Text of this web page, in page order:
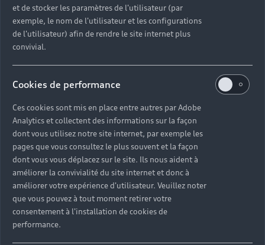
et de stocker les paramètres de l'utilisateur (par
exemple, le nom de l'utilisateur et les configurations
de l'utilisateur) afin de rendre le site internet plus
convivial.
Cookies de performance
Ces cookies sont mis en place entre autres par Adobe
Analytics et collectent des informations sur la façon
dont vous utilisez notre site internet, par exemple les
pages que vous consultez le plus souvent et la façon
dont vous vous déplacez sur le site. Ils nous aident à
améliorer la convivialité du site internet et donc à
améliorer votre expérience d'utilisateur. Veuillez noter
que vous pouvez à tout moment retirer votre
consentement à l'installation de cookies de
performance.